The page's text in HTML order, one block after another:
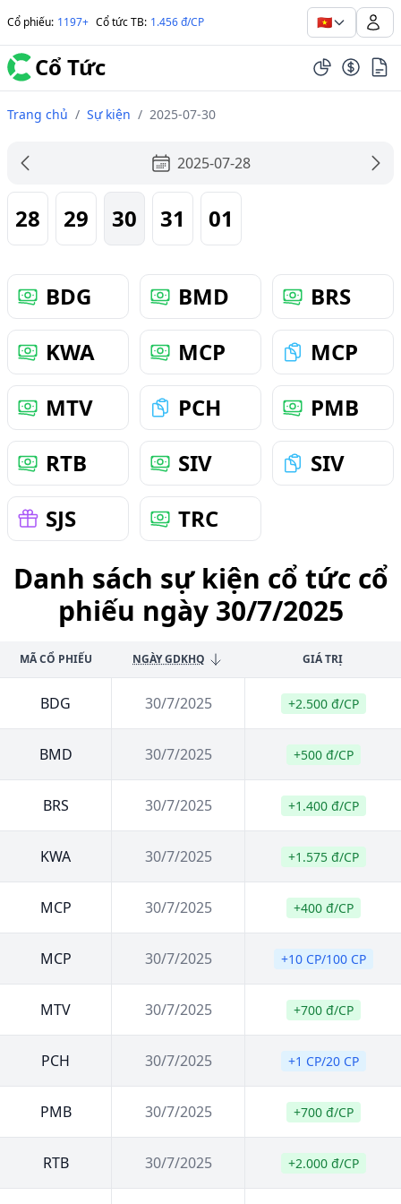
Cổ phiếu: 1197+ Cổ tức TB: 1.456 đ/CP 🇻🇳
Cổ Tức
Trang chủ / Sự kiện / 2025-07-30
2025-07-28
28 29 30 31 01
BDG BMD
BRS
KWA
MCP
MCP
MTV
PCH
PMB
RTB
SIV
SIV
SJS
TRC
Danh sách sự kiện cổ tức cổ
phiếu ngày 30/7/2025
MÃ CỔ PHIẾU NGÀY GDKHQ GIÁ TRỊ
BDG 30/7/2025 +2.500 đ/CP
BMD 30/7/2025 +500 đ/CP
BRS 30/7/2025 +1.400 đ/CP
KWA 30/7/2025 +1.575 đ/CP
MCP 30/7/2025 +400 đ/CP
MCP 30/7/2025 +10 CP/100 CP
MTV 30/7/2025 +700 đ/CP
PCH 30/7/2025 +1 CP/20 CP
PMB 30/7/2025 +700 đ/CP
RTB 30/7/2025 +2.000 đ/CP